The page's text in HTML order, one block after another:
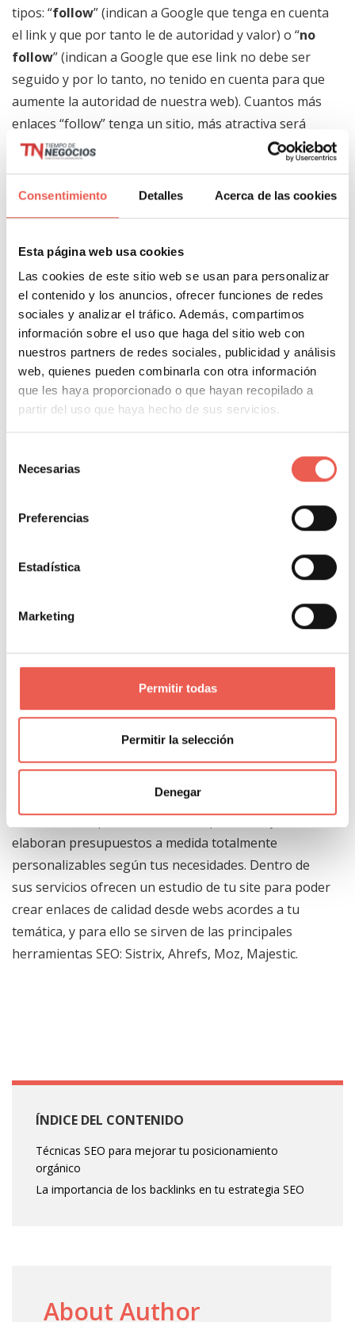
Consentimiento Detalles Acerca de las cookies
Esta página web usa cookies
Las cookies de este sitio web se usan para personalizar
el contenido y los anuncios, ofrecer funciones de redes
sociales y analizar el tráfico. Además, compartimos
información sobre el uso que haga del sitio web con
nuestros partners de redes sociales, publicidad y análisis
web, quienes pueden combinarla con otra información
que les haya proporcionado o que hayan recopilado a
partir del uso que haya hecho de sus servicios.
Necesarias
Preferencias
Estadística
Marketing
Permitir todas
Permitir la selección
Denegar
tipos: “follow” (indican a Google que tenga en cuenta
el link y que por tanto le de autoridad y valor) o “no
follow” (indican a Google que ese link no debe ser
seguido y por lo tanto, no tenido en cuenta para que
aumente la autoridad de nuestra web). Cuantos más
enlaces “follow” tenga un sitio, más atractiva será
para los buscadores y más se mostrará en los
resultados al considerarlo contenido relevante y de
calidad.
Como hemos mencionado anteriormente es
fundamental que losbacklinks sean de calidady
provengan de webs con una autoridad de dominio
elevada. Mediante esta estrategia, si se realiza de
forma escalonada, continuada y con una duración de
varios meses, a partir de los primeros enlaces
comprados, en 25 o 30 días se nota la mejora de
posicionamiento, y mejorará notable e
Últimamente y debido a las penalizaciones que
Posting: escribir entradas un blog que no es el
tu site desde una página más importante.
Existe la opción de contratar un plan para conseguir
backlinks como el que ofreceSpace Content
Identifican los puntos clave de tu producto, y
elaboran presupuestos a medida totalmente
personalizables según tus necesidades. Dentro de
sus servicios ofrecen un estudio de tu site para poder
crear enlaces de calidad desde webs acordes a tu
temática, y para ello se sirven de las principales
herramientas SEO: Sistrix, Ahrefs, Moz, Majestic.
ÍNDICE DEL CONTENIDO
Técnicas SEO para mejorar tu posicionamiento
orgánico
La importancia de los backlinks en tu estrategia SEO
About Author